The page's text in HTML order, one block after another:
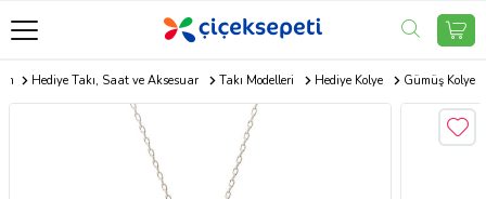
Hediye Takı, Saat ve Aksesuar Takı Modelleri Hediye Kolye Gümüş Kolye